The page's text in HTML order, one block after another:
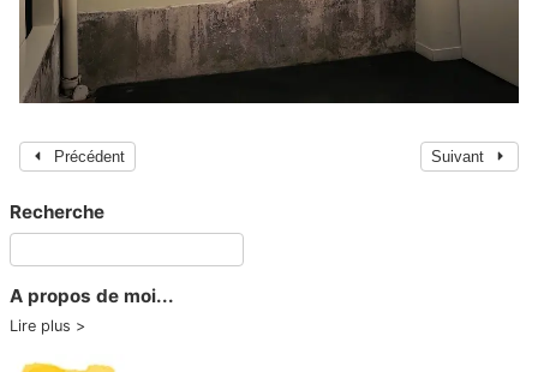
Précédent Suivant
Recherche
A propos de moi...
Lire plus